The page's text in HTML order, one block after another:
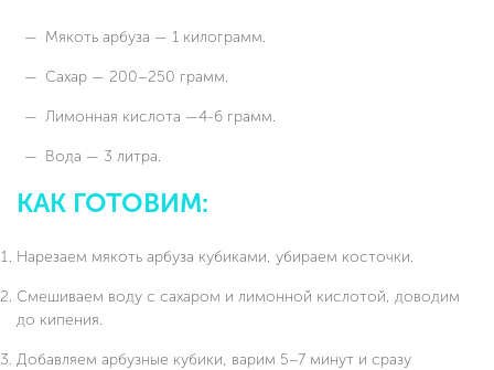
Мякоть арбуза — 1 килограмм.
Сахар — 200–250 грамм.
Лимонная кислота —4-6 грамм.
Вода — 3 литра.
КАК ГОТОВИМ:
Нарезаем мякоть арбуза кубиками, убираем косточки.
Смешиваем воду с сахаром и лимонной кислотой, доводим
до кипения.
Добавляем арбузные кубики, варим 5–7 минут и сразу